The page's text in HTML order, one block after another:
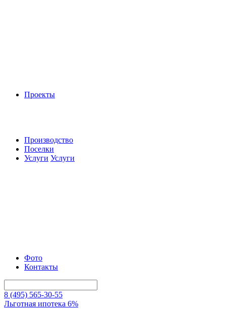
Проекты
Производство
Поселки
Услуги Услуги
Фото
Контакты
8 (495) 565-30-55
Льготная ипотека 6%